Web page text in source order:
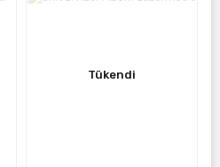
Tükendi